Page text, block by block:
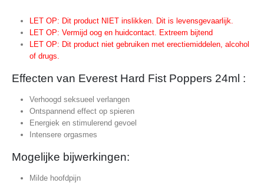
LET OP: Dit product NIET inslikken. Dit is levensgevaarlijk.
LET OP: Vermijd oog en huidcontact. Extreem bijtend
LET OP: Dit product niet gebruiken met erectiemiddelen, alcohol
of drugs.
Effecten van Everest Hard Fist Poppers 24ml :
Verhoogd seksueel verlangen
Ontspannend effect op spieren
Energiek en stimulerend gevoel
Intensere orgasmes
Mogelijke bijwerkingen:
Milde hoofdpijn